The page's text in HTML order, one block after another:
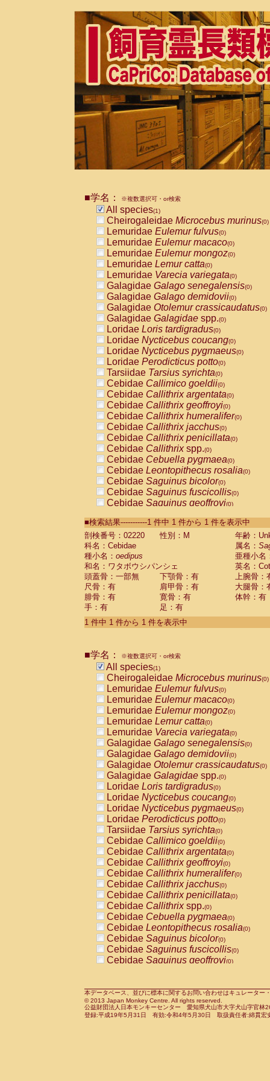
■学名： ※複数選択可・or検索
All species(1)
Cheirogaleidae Microcebus murinus(0)
Lemuridae Eulemur fulvus(0)
Lemuridae Eulemur macaco(0)
Lemuridae Eulemur mongoz(0)
Lemuridae Lemur catta(0)
Lemuridae Varecia variegata(0)
Galagidae Galago senegalensis(0)
Galagidae Galago demidovii(0)
Galagidae Otolemur crassicaudatus(0)
Galagidae Galagidae spp.(0)
Loridae Loris tardigradus(0)
Loridae Nycticebus coucang(0)
Loridae Nycticebus pygmaeus(0)
Loridae Perodicticus potto(0)
Tarsiidae Tarsius syrichta(0)
Cebidae Callimico goeldii(0)
Cebidae Callithrix argentata(0)
Cebidae Callithrix geoffroyi(0)
Cebidae Callithrix humeralifer(0)
Cebidae Callithrix jacchus(0)
Cebidae Callithrix penicillata(0)
Cebidae Callithrixspp.(0)
Cebidae Cebuella pygmaea(0)
Cebidae Leontopithecus rosalia(0)
Cebidae Saguinus bicolor(0)
Cebidae Saguinus fuscicollis(0)
Cebidae Saguinus geoffroyi(0)
CebidaeSaguinus labiatus(0)
Cebidae Saguinus leucopus (0)
Cebidae
Cebidae
CebidaeSaguinus nigricollis (0)
Cebidae Saguinus oedipus
Cebidae Saguinus weddelli
Cebidae Saguinusspp.
Cebidae Aotus trivirgatus
Cebidae Cebus albifrons
CebidaeCebus nigrivittatus
CebidaeCebus
CebidaeSaimiri boliviensis(0)
CebidaeSaimiri sciureus(0)
AtelidaeAlouatta caraya(0)
AtelidaeAlouatta fusca(0)
AtelidaeAlouatta seniculus
AtelidaeAlouattaspp.(0)
AtelidaeAteles belzebuth(0)
AtelidaeAteles geoffroyi(0)
AtelidaeAteles paniscus(0)
AtelidaeAtelesspp.(0)
Atelidae Lagothrix lagothricha
AtelidaeLagothrix lagothricha cana
PitheciidaeCacajao calvus
PitheciidaeCallicebus cupreus
PitheciidaeCallicebus donacophilus
PitheciidaeCallicebus moloch
PitheciidaeCallicebus torquatus
PitheciidaeCallicebusspp.(0)
PitheciidaeChiropotes satanas(0)
PitheciidaePithecia monachus
PitheciidaePithecia pithecia(0)
CercopithecidaeCercocebus agilis
CercopithecidaeCercocebus
CercopithecidaeCercocebus
CercopithecidaeCercocebus
CercopithecidaeCercocebus
CercopithecidaeCercocebushybrid
CercopithecidaePapio anubis(0)
CercopithecidaePapio cynocephalus
CercopithecidaePapio hamadryas(0)
■検索結果-----------1 件中 1 件から 1 件を表示中
剖検番号：02220
性別：M
年齢：
科名：Cebidae
属名：
種小名： oedipus
亜種小名
和名：ワタボウシパンシェ
英名：
頭蓋骨：一部無
下顎骨：有
上腕骨：
尺骨：有
肩甲骨：有
大腿骨：
腓骨：有
寛骨：有
体幹：有
手：有
足：有
1 件中 1 件から 1 件を表示中
■学名： ※複数選択可・or検索
All species(1)
Cheirogaleidae Microcebus murinus(0)
Lemuridae Eulemur fulvus(0)
Lemuridae Eulemur macaco(0)
Lemuridae Eulemur mongoz(0)
Lemuridae Lemur catta(0)
Lemuridae Varecia variegata(0)
Galagidae Galago senegalensis(0)
Galagidae Galago demidovii(0)
Galagidae Otolemur crassicaudatus(0)
Galagidae Galagidae spp.(0)
Loridae Loris tardigradus(0)
Loridae Nycticebus coucang(0)
Loridae Nycticebus pygmaeus(0)
Loridae Perodicticus potto(0)
Tarsiidae Tarsius syrichta(0)
Cebidae Callimico goeldii(0)
Cebidae Callithrix argentata(0)
Cebidae Callithrix geoffroyi(0)
Cebidae Callithrix humeralifer(0)
Cebidae Callithrix jacchus(0)
Cebidae Callithrix penicillata(0)
Cebidae Callithrixspp.(0)
Cebidae Cebuella pygmaea(0)
Cebidae Leontopithecus rosalia(0)
Cebidae Saguinus bicolor(0)
Cebidae Saguinus fuscicollis(0)
Cebidae Saguinus geoffroyi(0)
CebidaeSaguinus leucopus(0)
CebidaeSaguinus midas(0)
Cebidae Saguinus mystax(0)
本データベース、並びに標本に関するお問い合わせはキュレータ
© 2013 Japan Monkey Centre. All rights reserved.
公益財団法人日本モンキーセンター 愛知県犬山市大字犬山字官
登録:平成19年5月31日 有効:令和4年5月30日 取扱責任者:綿貫宏